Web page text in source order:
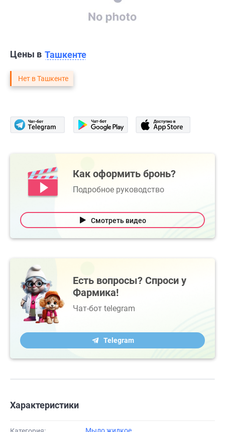
Цены в Ташкенте
Нет в Ташкенте
Как оформить бронь?
Подробное руководство
Смотреть видео
Есть вопросы? Спроси у
Фармика!
Чат-бот telegram
Telegram
Характеристики